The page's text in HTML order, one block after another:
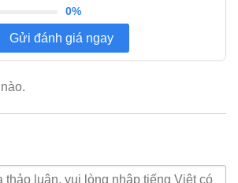
0%
Gửi đánh giá ngay